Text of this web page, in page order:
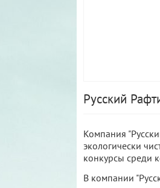
Русский
Компания
экологически
конкурсы среди
В компании